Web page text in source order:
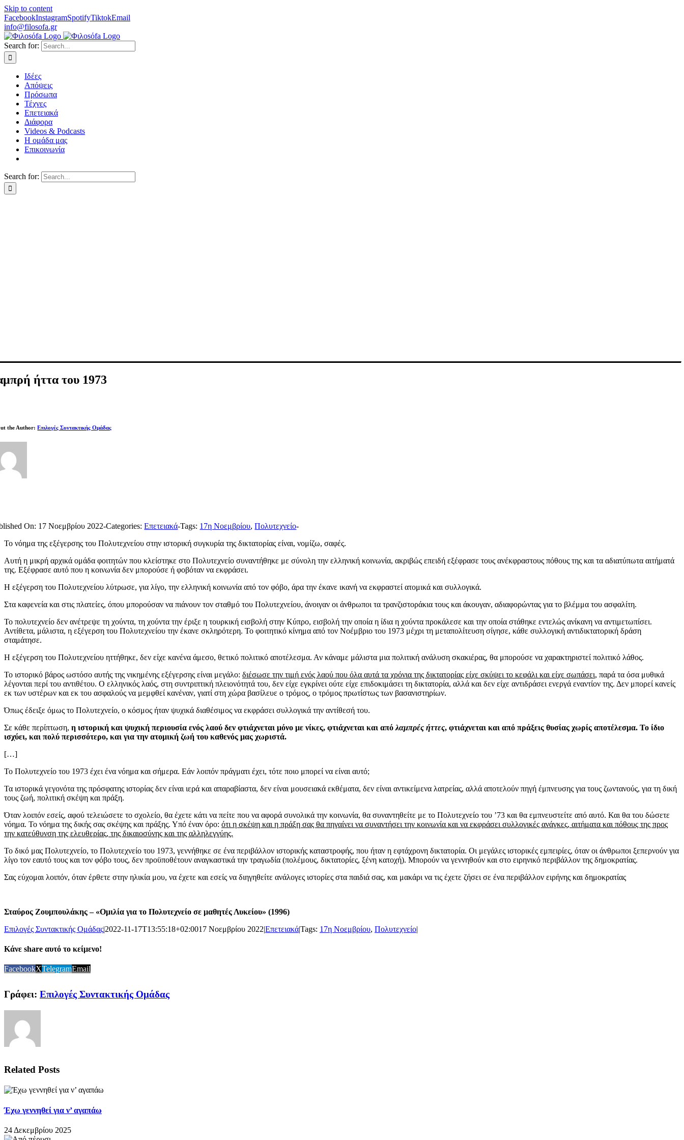
Skip to content
FacebookInstagramSpotifyTiktokEmail
info@filosofa.gr
Search for:
Ιδέες
Απόψεις
Πρόσωπα
Τέχνες
Επετειακά
Διάφορα
Videos & Podcasts
Η ομάδα μας
Επικοινωνία
Search for:
ήττα του 1973
the Author:Επιλογές Συντακτικής Ομάδας
On: 17 Νοεμβρίου 2022-Categories:Επετειακά-Tags: 17η Νοεμβρίου,Πολυτεχνείο-
Το νόημα της εξέγερσης του Πολυτεχνείου στην ιστορική συγκυρία της δικτατορίας είναι, νομίζω, σαφές.
Αυτή η μικρή αρχικά ομάδα φοιτητών που κλείστηκε στο Πολυτεχνείο συναντήθηκε με σύνολη την ελληνική κοινωνία, ακριβώς επειδή εξέφρασε τους ανέκφραστους πόθους της και τα αδιατύπωτα αιτήματά
της. Εξέφρασε αυτό που η κοινωνία δεν μπορούσε ή φοβόταν να εκφράσει.
Η εξέγερση του Πολυτεχνείου λύτρωσε, για λίγο, την ελληνική κοινωνία από τον φόβο, άρα την έκανε ικανή να εκφραστεί ατομικά και συλλογικά.
Στα καφενεία και στις πλατείες, όπου μπορούσαν να πιάνουν τον σταθμό του Πολυτεχνείου, άνοιγαν οι άνθρωποι τα τρανζιστοράκια τους και άκουγαν, αδιαφορώντας για το βλέμμα του ασφαλίτη.
Το πολυτεχνείο δεν ανέτρεψε τη χούντα, τη χούντα την έριξε η τουρκική εισβολή στην Κύπρο, εισβολή την οποία η ίδια η χούντα προκάλεσε και την οποία στάθηκε εντελώς ανίκανη να αντιμετωπίσει.
Αντίθετα, μάλιστα, η εξέγερση του Πολυτεχνείου την έκανε σκληρότερη. Το φοιτητικό κίνημα από τον Νοέμβριο του 1973 μέχρι τη μεταπολίτευση σίγησε, κάθε συλλογική αντιδικτατορική δράση
σταμάτησε.
Η εξέγερση του Πολυτεχνείου ηττήθηκε, δεν είχε κανένα άμεσο, θετικό πολιτικό αποτέλεσμα. Αν κάναμε μάλιστα μια πολιτική ανάλυση σκακιέρας, θα μπορούσε να χαρακτηριστεί πολιτικό λάθος.
Το ιστορικό βάρος ωστόσο αυτής της νικημένης εξέγερσης είναι μεγάλο: διέσωσε την τιμή ενός λαού που όλα αυτά τα χρόνια της δικτατορίας είχε σκύψει το κεφάλι και είχε σωπάσει, παρά τα όσα μυθικά
λέγονται περί του αντιθέτου. Ο ελληνικός λαός, στη συντριπτική πλειονότητά του, δεν είχε εγκρίνει ούτε είχε επιδοκιμάσει τη δικτατορία, αλλά και δεν είχε αντιδράσει ενεργά εναντίον της. Δεν μπορεί κανείς
εκ των υστέρων και εκ του ασφαλούς να μεμφθεί κανέναν, γιατί στη χώρα βασίλευε ο τρόμος, ο τρόμος πρωτίστως των βασανιστηρίων.
Όπως έδειξε όμως το Πολυτεχνείο, ο κόσμος ήταν ψυχικά διαθέσιμος να εκφράσει συλλογικά την αντίθεσή του.
Σε κάθε περίπτωση, η ιστορική και ψυχική περιουσία ενός λαού δεν φτιάχνεται μόνο με νίκες, φτιάχνεται και από λαμπρές ήττες, φτιάχνεται και από πράξεις θυσίας χωρίς αποτέλεσμα. Το ίδιο
ισχύει, και πολύ περισσότερο, και για την ατομική ζωή του καθενός μας χωριστά.
[…]
Το Πολυτεχνείο του 1973 έχει ένα νόημα και σήμερα. Εάν λοιπόν πράγματι έχει, τότε ποιο μπορεί να είναι αυτό;
Τα ιστορικά γεγονότα της πρόσφατης ιστορίας δεν είναι ιερά και απαραβίαστα, δεν είναι μουσειακά εκθέματα, δεν είναι αντικείμενα λατρείας, αλλά αποτελούν πηγή έμπνευσης για τους ζωντανούς, για τη δική
τους ζωή, πολιτική σκέψη και πράξη.
Όταν λοιπόν εσείς, αφού τελειώσετε το σχολείο, θα έχετε κάτι να πείτε που να αφορά συνολικά την κοινωνία, θα συναντηθείτε με το Πολυτεχνείο του ’73 και θα εμπνευστείτε από αυτό. Και θα του δώσετε
νόημα. Το νόημα της δικής σας σκέψης και πράξης. Υπό έναν όρο: ότι η σκέψη και η πράξη σας θα πηγαίνει να συναντήσει την κοινωνία και να εκφράσει συλλογικές ανάγκες, αιτήματα και πόθους της προς
την κατεύθυνση της ελευθερίας, της δικαιοσύνης και της αλληλεγγύης.
Το δικό μας Πολυτεχνείο, το Πολυτεχνείο του 1973, γεννήθηκε σε ένα περιβάλλον ιστορικής καταστροφής, που ήταν η εφτάχρονη δικτατορία. Οι μεγάλες ιστορικές εμπειρίες, όταν οι άνθρωποι ξεπερνούν για
λίγο τον εαυτό τους και τον φόβο τους, δεν προϋποθέτουν αναγκαστικά την τραγωδία (πολέμους, δικτατορίες, ξένη κατοχή). Μπορούν να γεννηθούν και στο ειρηνικό περιβάλλον της δημοκρατίας.
Σας εύχομαι λοιπόν, όταν έρθετε στην ηλικία μου, να έχετε και εσείς να διηγηθείτε ανάλογες ιστορίες στα παιδιά σας, και μακάρι να τις έχετε ζήσει σε ένα περιβάλλον ειρήνης και δημοκρατίας
Σταύρος Ζουμπουλάκης – «Ομιλία για το Πολυτεχνείο σε μαθητές Λυκείου» (1996)
Επιλογές Συντακτικής Ομάδας|2022-11-17T13:55:18+02:0017 Νοεμβρίου 2022|Επετειακά|Tags: 17η Νοεμβρίου, Πολυτεχνείο|
Κάνε share αυτό το κείμενο!
FacebookXTelegramEmail
Γράφει: Επιλογές Συντακτικής Ομάδας
Related Posts
Έχω γεννηθεί για ν’ αγαπάω
24 Δεκεμβρίου 2025